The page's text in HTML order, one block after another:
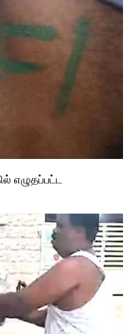
எழுதப்பட்ட